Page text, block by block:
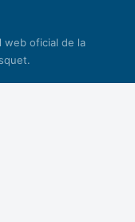
web oficial de la